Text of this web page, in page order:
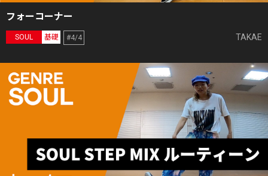
フォーコーナー
SOUL 基礎 #4/4 TAKAE